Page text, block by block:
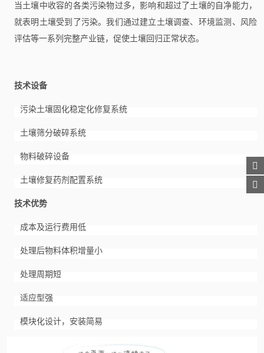
当土壤中收容的各类污染物过多，影响和超过了土壤的自净能力，
就表明土壤受到了污染。我们通过建立土壤调查、环境监测、风险
评估等一系列完整产业链，促使土壤回归正常状态。
技术设备
污染土壤固化稳定化修复系统
土壤筛分破碎系统
物料破碎设备
土壤修复药剂配置系统
技术优势
成本及运行费用低
处理后物料体积增量小
处理周期短
适应型强
模块化设计，安装简易